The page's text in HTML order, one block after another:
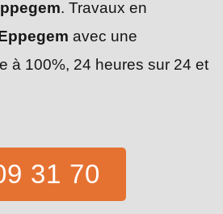
. Travaux en
avec une
à 100%, 24 heures sur 24 et
31 70